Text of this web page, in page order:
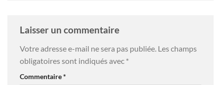
Laisser un commentaire
Votre adresse e-mail ne sera pas publiée. Les champs
obligatoires sont indiqués avec *
Commentaire*